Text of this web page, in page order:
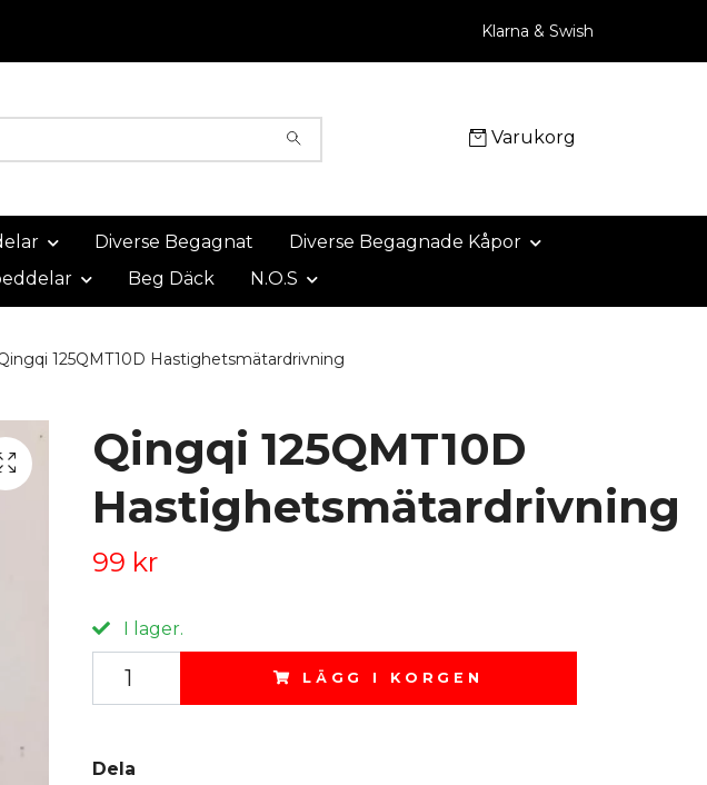
Klarna & Swish
Varukorg
Diverse Begagnat
Diverse Begagnade Kåpor
Beg Däck N.O.S
125QMT10D Hastighetsmätardrivning
Qingqi 125QMT10D
Hastighetsmätardrivning
99 kr
I lager.
LÄGG I KORGEN
Dela